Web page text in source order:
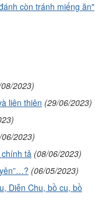
còn tránh miếng ăn"
2023)
liên thiên (29/06/2023)
2023)
chính tả (08/06/2023)
(06/05/2023)
Diễn Chu, bồ cu, bồ